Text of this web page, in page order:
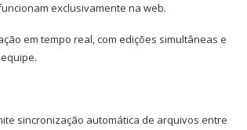
exclusivamente na web.
em tempo real, com edições simultâneas e
sincronização automática de arquivos entre